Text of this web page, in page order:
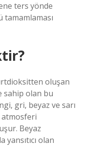
ters yönde
tamamlaması
oluşan
sahip olan bu
gri, beyaz ve sarı
atmosferi
Beyaz
olan